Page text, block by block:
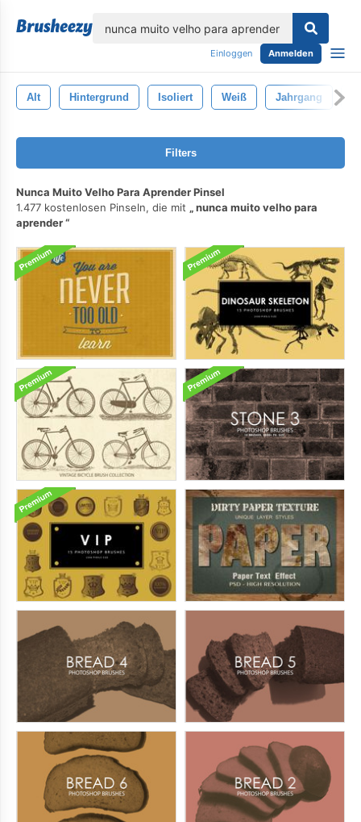
Einloggen Anmelden
Alt Hintergrund Isoliert Weiß Jahrgang
Filters
Nunca Muito Velho Para Aprender Pinsel
1.477 kostenlosen Pinseln, die mit
nunca muito velho para
aprender